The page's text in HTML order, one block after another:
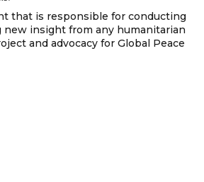
that is responsible for conducting
new insight from any humanitarian
and advocacy for Global Peace